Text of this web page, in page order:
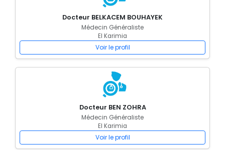
Docteur BELKACEM BOUHAYEK
Médecin Généraliste
El Karimia
Voir le profil
Docteur BEN ZOHRA
Médecin Généraliste
El Karimia
Voir le profil